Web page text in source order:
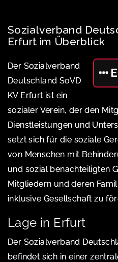
Sozialverband
Erfurt im Überblick
Der Sozialverband
Deutschland SoVD
KV Erfurt ist ein
sozialer Verein, der den
Dienstleistungen und
setzt sich für die soziale
von Menschen mit
und sozial benachteiligten
Mitgliedern und deren
inklusive Gesellschaft zu
Lage in Erfurt
Der Sozialverband
befindet sich in einer